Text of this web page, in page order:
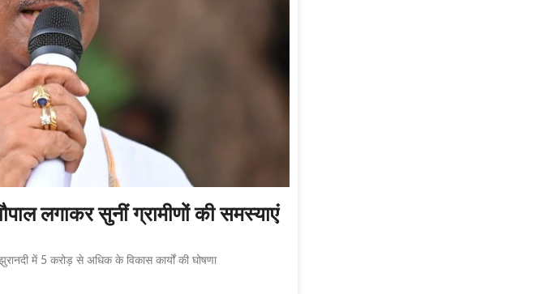
लगाकर सुनीं ग्रामीणों की समस्याएं
में 5 करोड़ से अधिक के विकास कार्यों की घोषणा